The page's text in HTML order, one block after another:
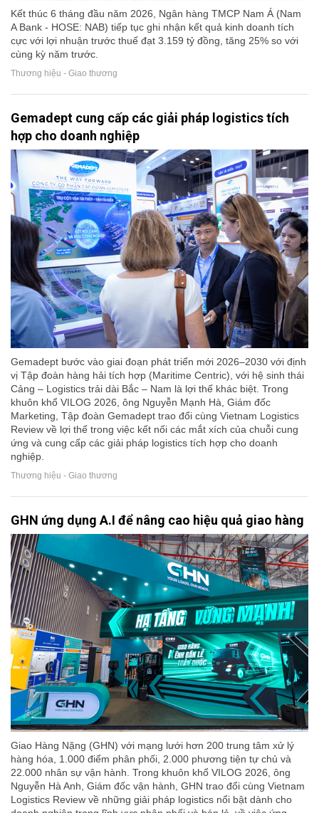
Kết thúc 6 tháng đầu năm 2026, Ngân hàng TMCP Nam Á (Nam
A Bank - HOSE: NAB) tiếp tục ghi nhận kết quả kinh doanh tích
cực với lợi nhuận trước thuế đạt 3.159 tỷ đồng, tăng 25% so với
cùng kỳ năm trước.
Thương hiệu - Giao thương
Gemadept cung cấp các giải pháp logistics tích
hợp cho doanh nghiệp
Gemadept bước vào giai đoạn phát triển mới 2026–2030 với định
vị Tập đoàn hàng hải tích hợp (Maritime Centric), với hệ sinh thái
Cảng – Logistics trải dài Bắc – Nam là lợi thế khác biệt. Trong
khuôn khổ VILOG 2026, ông Nguyễn Mạnh Hà, Giám đốc
Marketing, Tập đoàn Gemadept trao đổi cùng Vietnam Logistics
Review về lợi thế trong việc kết nối các mắt xích của chuỗi cung
ứng và cung cấp các giải pháp logistics tích hợp cho doanh
nghiệp.
Thương hiệu - Giao thương
GHN ứng dụng A.I để nâng cao hiệu quả giao hàng
Giao Hàng Nặng (GHN) với mạng lưới hơn 200 trung tâm xử lý
hàng hóa, 1.000 điểm phân phối, 2.000 phương tiện tự chủ và
22.000 nhân sự vận hành. Trong khuôn khổ VILOG 2026, ông
Nguyễn Hà Anh, Giám đốc vận hành, GHN trao đổi cùng Vietnam
Logistics Review về những giải pháp logistics nổi bật dành cho